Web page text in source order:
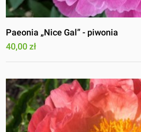
Paeonia „Nice Gal” - piwonia
40,00 zł